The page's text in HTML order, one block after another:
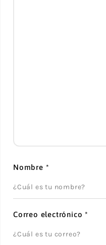
Nombre *
Correo electrónico*